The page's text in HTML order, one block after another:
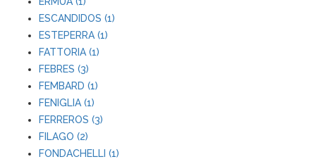
ESCANDIDOS (1)
ESTEPERRA (1)
FATTORIA (1)
FEBRES (3)
FEMBARD (1)
FENIGLIA (1)
FERREROS (3)
FILAGO (2)
FONDACHELLI (1)